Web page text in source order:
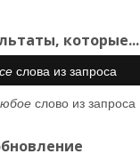
которые...
слова из запроса
слово из запроса